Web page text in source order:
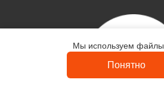
Контакты
Мы используем файлы
Понятно